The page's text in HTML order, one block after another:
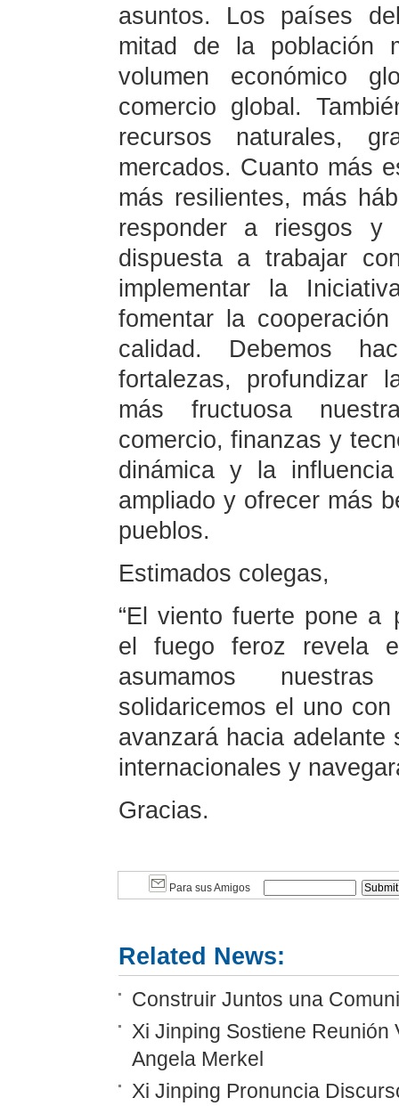
asuntos. Los países
mitad de la población
volumen económico
comercio global.
recursos naturales,
mercados. Cuanto más
más resilientes, más
responder a riesgos y
dispuesta a trabajar
implementar la
fomentar la
calidad. Debemos
fortalezas, profundizar
más fructuosa
comercio, finanzas y
dinámica y la
ampliado y ofrecer más
pueblos.
Estimados colegas,
“El viento fuerte pone a
el fuego feroz revela
asumamos
solidaricemos el uno
avanzará hacia adelante
internacionales y
Gracias.
Para sus Amigos
Related News:
Construir Juntos una
Xi Jinping Sostiene Reunión
Angela Merkel
Xi Jinping Pronuncia